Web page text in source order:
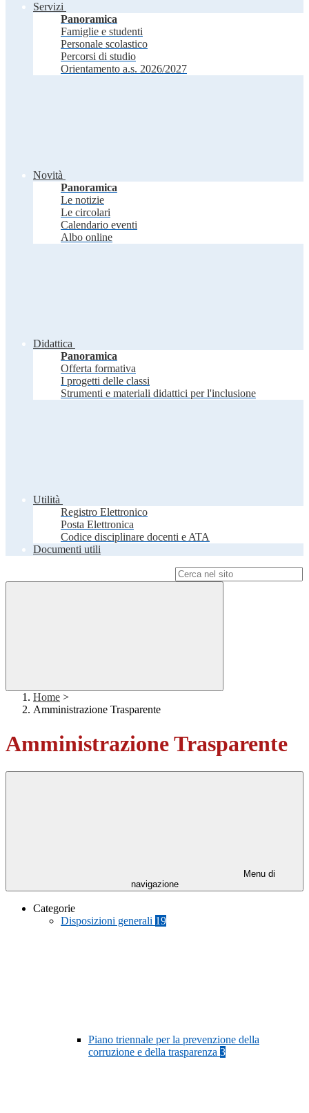
Servizi
Panoramica
Famiglie e studenti
Personale scolastico
Percorsi di studio
Orientamento a.s. 2026/2027
Novità
Panoramica
Le notizie
Le circolari
Calendario eventi
Albo online
Didattica
Panoramica
Offerta formativa
I progetti delle classi
Strumenti e materiali didattici per l'inclusione
Utilità
Registro Elettronico
Posta Elettronica
Codice disciplinare docenti e ATA
Documenti utili
Home >
Amministrazione Trasparente
Amministrazione Trasparente
Menu di
navigazione
Categorie
Disposizioni generali 19
Piano triennale per la prevenzione della
corruzione e della trasparenza 3